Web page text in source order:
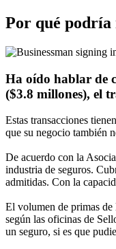
Por qué podría
Ha oído hablar de
($3.8 millones), el
Estas transacciones
que su negocio también
De acuerdo con la
industria de seguros.
admitidas. Con la
El volumen de primas de
según las oficinas de
un seguro, si es que